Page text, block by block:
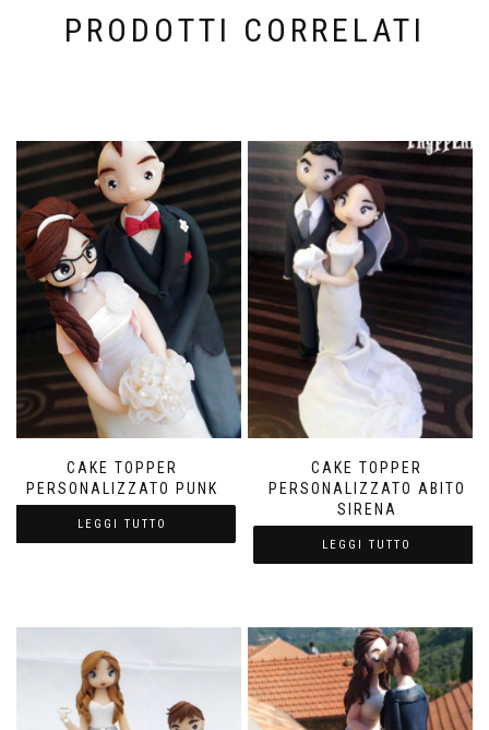
PRODOTTI CORRELATI
CAKE TOPPER
PERSONALIZZATO PUNK
LEGGI TUTTO
CAKE TOPPER
PERSONALIZZATO ABITO
SIRENA
LEGGI TUTTO